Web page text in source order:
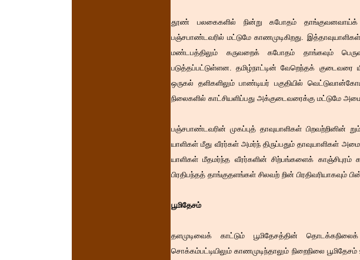
தூண் பலகைகளில் நின்று கபோதம் தாங்குவனவாய்க்
பஞ்சபாண்டவரில் மட்டுமே காணமுடிகிறது.
மண்டபத்திலும் கருவறைக் கபோதம் தாங்கவும்
படுத்தப்பட்டுள்ளன. தமிழ்நாட்டின் வேறெந்தக் குடைவரை
ஒருகல் தளிகளிலும் பாண்டியர் பகுதியில்
நிலைகளில் காட்சியளிப்பது அக்குடைவரைக்கு மட்டுமே
பஞ்சபாண்டவரின் முகப்புத் தாவுயாளிகள் பிறவற்றினின்
யாளிகள் மீது வீரர்கள் அமர்ந் திருப்பதும் தாவுயாளிகள்
யாளிகள் மீதமர்ந்த வீரர்களின் சிற்பங்களைக் காஞ்சிபுரம்
பிரதிபந்தத் தாங்குதளங்கள் சிலவற் றின் பிரதிவரியாகவும்
பூமிதேசம்
தளமுடிவைக் காட்டும் பூமிதேசத்தின் தொடக்கநிலைக்
சொக்கம்பட்டியிலும் காணமுடிந்தாலும் நிறைநிலை